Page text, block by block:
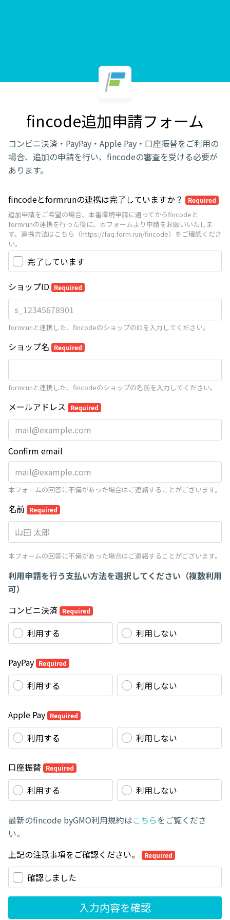
fincode追加申請フォーム
コンビニ決済・PayPay・Apple Pay・口座振替をご利用の
場合、追加の申請を行い、fincodeの審査を受ける必要が
あります。
fincodeとformrunの連携は完了していますか？ Required
追加申請をご希望の場合、本番環境申請に通ってからfincodeと
formrunの連携を行った後に、本フォームより申請をお願いいたしま
す。連携方法はこちら（https://faq.form.run/fincode）をご確認くださ
い。
完了しています
ショップID Required
formrunと連携した、fincodeのショップのIDを入力してください。
ショップ名 Required
formrunと連携した、fincodeのショップの名前を入力してください。
メールアドレス Required
Confirm email
本フォームの回答に不備があった場合はご連絡することがございます。
名前 Required
本フォームの回答に不備があった場合はご連絡することがございます。
利用申請を行う支払い方法を選択してください（複数利用
可）
コンビニ決済 Required
利用する 利用しない
PayPay Required
利用する 利用しない
Apple Pay Required
利用する 利用しない
口座振替 Required
利用する 利用しない
最新のfincode byGMO利用規約はこちらをご覧くださ
い。
上記の注意事項をご確認ください。
Required
確認しました
入力内容を確認